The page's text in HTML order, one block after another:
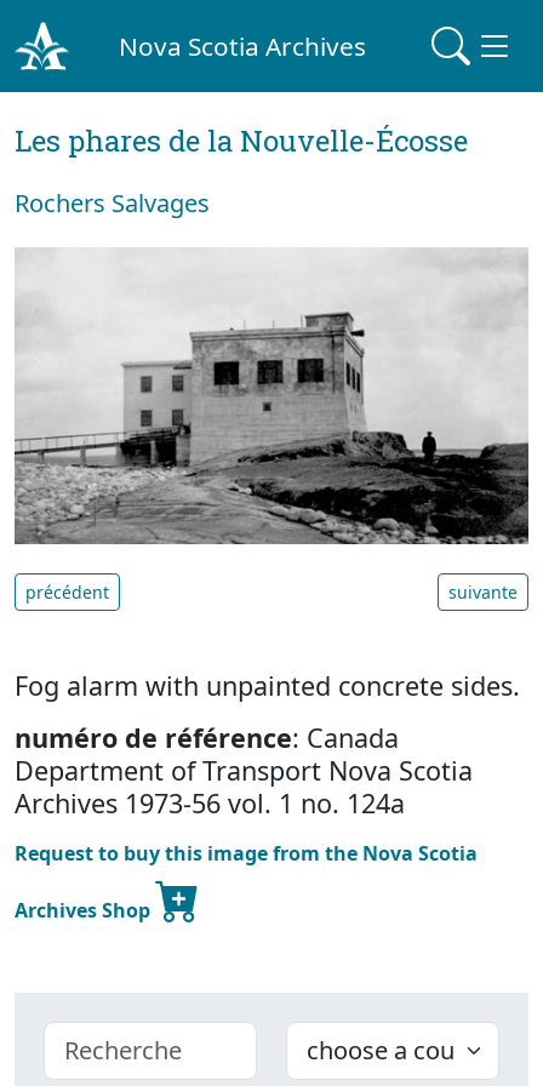
Nova Scotia Archives
Les phares de la Nouvelle-Écosse
Rochers Salvages
précédent suivante
Fog alarm with unpainted concrete sides.
numéro de référence: Canada
Department of Transport Nova Scotia
Archives 1973-56 vol. 1 no. 124a
Request to buy this image from the Nova Scotia
Archives Shop